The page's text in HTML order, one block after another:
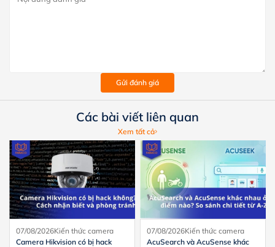
Gửi đánh giá
Các bài viết liên quan
Xem tất cả
07/08/2026Kiến thức camera
Camera Hikvision có bị hack
07/08/2026Kiến thức camera
AcuSearch và AcuSense khác